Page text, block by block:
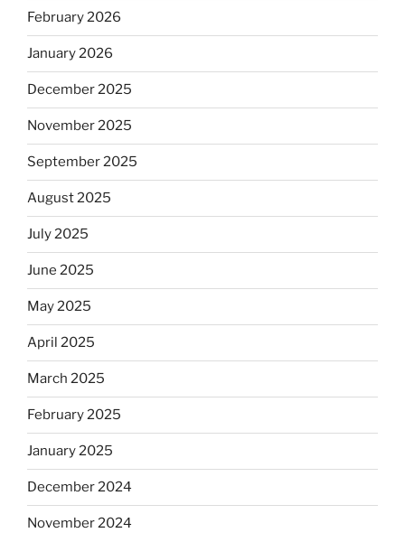
February 2026
January 2026
December 2025
November 2025
September 2025
August 2025
July 2025
June 2025
May 2025
April 2025
March 2025
February 2025
January 2025
December 2024
November 2024